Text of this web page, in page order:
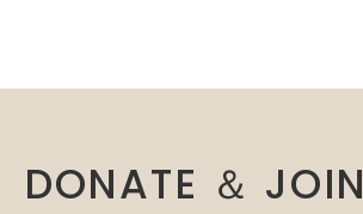
DONATE ＆ JOIN